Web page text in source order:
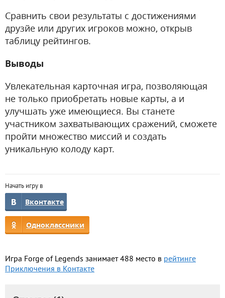
Сравнить свои результаты с достижениями
друзйе или других игроков можно, открыв
таблицу рейтингов.
Выводы
Увлекательная карточная игра, позволяющая
не только приобретать новые карты, а и
улучшать уже имеющиеся. Вы станете
участником захватывающих сражений, сможете
пройти множество миссий и создать
уникальную колоду карт.
Начать игру в
Вконтакте
Одноклассники
Игра Forge of Legends занимает 488 место в рейтинге
Приключения в Контакте